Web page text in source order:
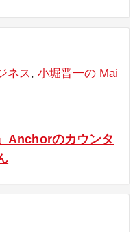
ネス, 小堀晋一の Mai
Anchorのカウンタ